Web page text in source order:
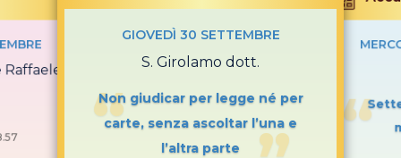
Raffaele
GIOVEDÌ 30 SETTEMBRE
S. Girolamo dott.
Non giudicar per legge né per
carte, senza ascoltar l’una e
l’altra parte